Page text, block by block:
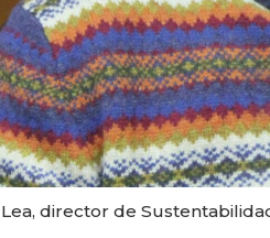
director de